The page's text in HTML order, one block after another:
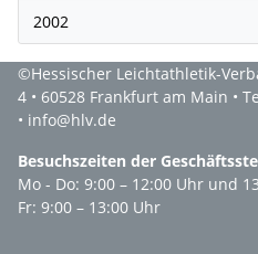
2002
©Hessischer Leichtathletik-
4 • 60528 Frankfurt am Main •
• info@hlv.de
Besuchszeiten der
Mo - Do: 9:00 – 12:00 Uhr und
Fr: 9:00 – 13:00 Uhr